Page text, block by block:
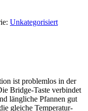
Unkategorisiert
ist problemlos in der
Bridge-Taste verbindet
längliche Pfannen gut
gleiche Temperatur-